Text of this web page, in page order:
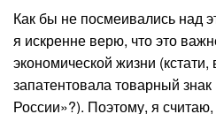
Как бы не посмеивались над
я искренне верю, что это
экономической жизни (кстати,
запатентовала товарный
России»?). Поэтому, я